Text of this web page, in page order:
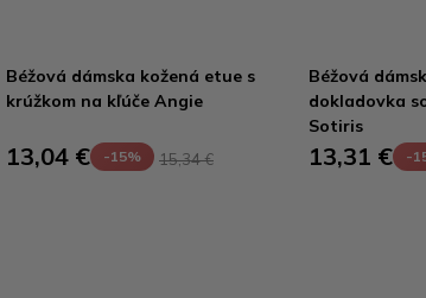
Béžová dámska kožená etue s
krúžkom na kľúče Angie
13,04 € -15% 15,34 €
Béžová
dokladovka
Sotiris
13,31 € -